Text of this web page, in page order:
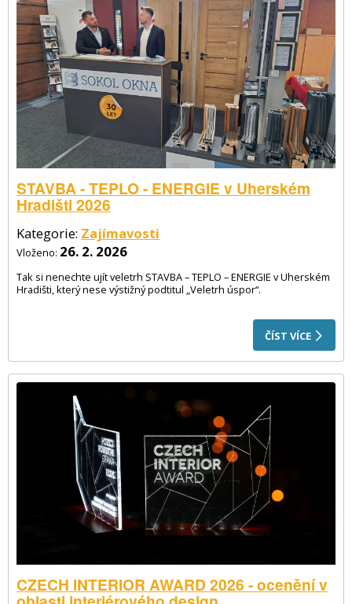
STAVBA - TEPLO - ENERGIE v Uherském
Hradišti 2026
Kategorie: Zajímavosti
Vloženo: 26. 2. 2026
Tak si nenechte ujít veletrh STAVBA – TEPLO – ENERGIE v Uherském
Hradišti, který nese výstižný podtitul „Veletrh úspor“.
ČÍST VÍCE
CZECH INTERIOR AWARD 2026 - ocenění v